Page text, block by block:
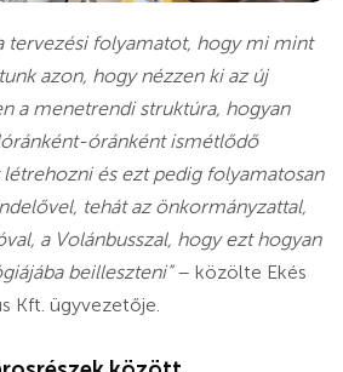
tervezési folyamatot, hogy mi mint
azon, hogy nézzen ki az új
a menetrendi struktúra, hogyan
óránként ismétlődő
és ezt pedig folyamatosan
tehát az önkormányzattal,
a Volánbusszal, hogy ezt hogyan
beilleszteni”– közölte Ekés
Kft. ügyvezetője.